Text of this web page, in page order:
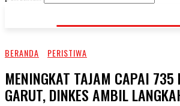
KORAN-
BERANDA PERISTIWA
MENINGKAT TAJAM CAPAI 735
GARUT, DINKES AMBIL